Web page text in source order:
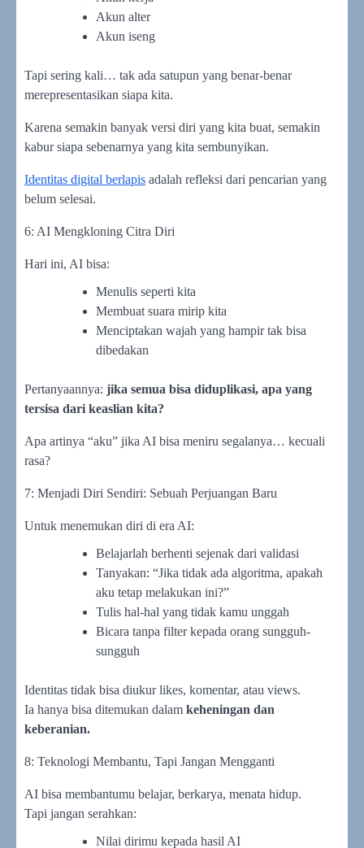
Akun alter
Akun iseng
Tapi sering kali… tak ada satupun yang benar-benar
merepresentasikan siapa kita.
Karena semakin banyak versi diri yang kita buat, semakin
kabur siapa sebenarnya yang kita sembunyikan.
Identitas digital berlapis adalah refleksi dari pencarian yang
belum selesai.
6: AI Mengkloning Citra Diri
Hari ini, AI bisa:
Menulis seperti kita
Membuat suara mirip kita
Menciptakan wajah yang hampir tak bisa
dibedakan
Pertanyaannya: jika semua bisa diduplikasi, apa yang
tersisa dari keaslian kita?
Apa artinya “aku” jika AI bisa meniru segalanya… kecuali
rasa?
7: Menjadi Diri Sendiri: Sebuah Perjuangan Baru
Untuk menemukan diri di era AI:
Belajarlah berhenti sejenak dari validasi
Tanyakan: “Jika tidak ada algoritma, apakah
aku tetap melakukan ini?”
Tulis hal-hal yang tidak kamu unggah
Bicara tanpa filter kepada orang sungguh-
sungguh
Identitas tidak bisa diukur likes, komentar, atau views.
Ia hanya bisa ditemukan dalam keheningan dan
keberanian.
8: Teknologi Membantu, Tapi Jangan Mengganti
AI bisa membantumu belajar, berkarya, menata hidup.
Tapi jangan serahkan:
Nilai dirimu kepada hasil AI